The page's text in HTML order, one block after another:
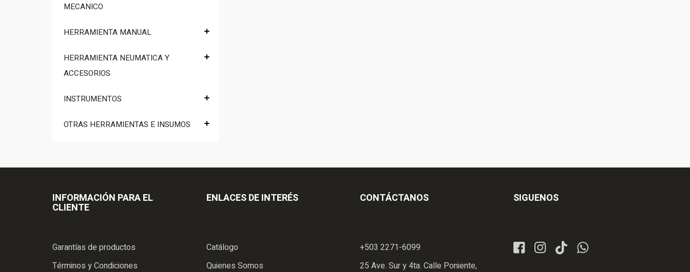
MECANICO
HERRAMIENTA MANUAL
HERRAMIENTA NEUMATICA Y
ACCESORIOS
INSTRUMENTOS
OTRAS HERRAMIENTAS E INSUMOS
INFORMACIÓN PARA EL
CLIENTE
Garantías de productos
Términos y Condiciones
ENLACES DE INTERÉS
Catálogo
Quienes Somos
CONTÁCTANOS
+503 2271-6099
25 Ave. Sur y 4ta. Calle Poniente,
SIGUENOS